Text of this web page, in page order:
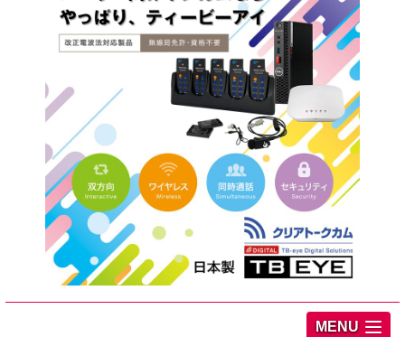
MENU